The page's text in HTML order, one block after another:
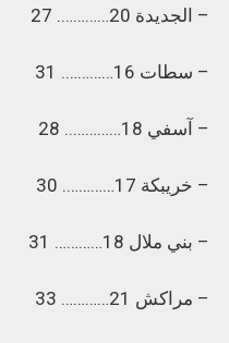
– الجديدة 20…………. 27
– سطات 16…………. 31
– آسفي 18………….. 28
– خريبكة 17…………. 30
– بني ملال 18………… 31
– مراكش 21………… 33